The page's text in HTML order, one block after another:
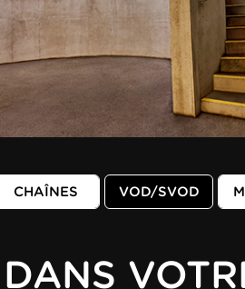
CHAÎNES VOD/SVOD